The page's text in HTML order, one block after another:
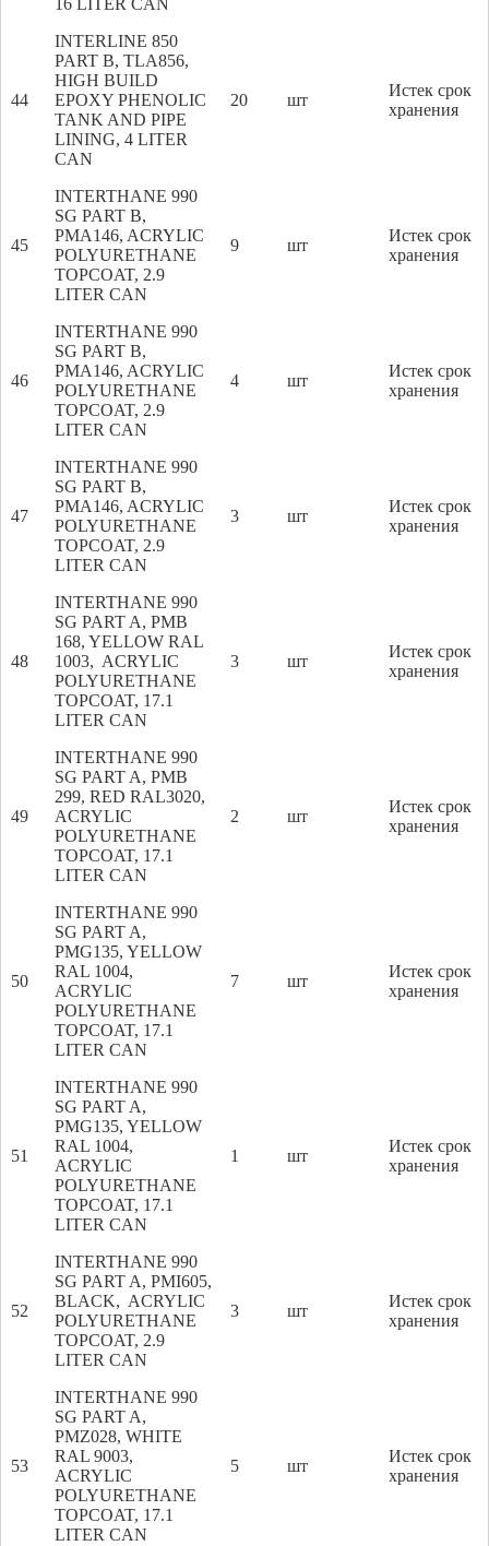
16 LITER CAN
44
INTERLINE 850
PART B, TLA856,
HIGH BUILD
EPOXY PHENOLIC
TANK AND PIPE
LINING, 4 LITER
CAN
20 шт
Истек срок
хранения
45
INTERTHANE 990
SG PART B,
PMA146, ACRYLIC
POLYURETHANE
TOPCOAT, 2.9
LITER CAN
9 шт
Истек срок
хранения
46
INTERTHANE 990
SG PART B,
PMA146, ACRYLIC
POLYURETHANE
TOPCOAT, 2.9
LITER CAN
4 шт
Истек срок
хранения
47
INTERTHANE 990
SG PART B,
PMA146, ACRYLIC
POLYURETHANE
TOPCOAT, 2.9
LITER CAN
3 шт
Истек срок
хранения
48
INTERTHANE 990
SG PART A, PMB
168, YELLOW RAL
1003, ACRYLIC
POLYURETHANE
TOPCOAT, 17.1
LITER CAN
3 шт
Истек срок
хранения
49
INTERTHANE 990
SG PART A, PMB
299, RED RAL3020,
ACRYLIC
POLYURETHANE
TOPCOAT, 17.1
LITER CAN
2 шт
Истек срок
хранения
50
INTERTHANE 990
SG PART A,
PMG135, YELLOW
RAL 1004,
ACRYLIC
POLYURETHANE
TOPCOAT, 17.1
LITER CAN
7 шт
Истек срок
хранения
51
INTERTHANE 990
SG PART A,
PMG135, YELLOW
RAL 1004,
ACRYLIC
POLYURETHANE
TOPCOAT, 17.1
LITER CAN
1 шт
Истек срок
хранения
52
INTERTHANE 990
SG PART A, PMI605,
BLACK, ACRYLIC
POLYURETHANE
TOPCOAT, 2.9
LITER CAN
3 шт
Истек срок
хранения
53
INTERTHANE 990
SG PART A,
PMZ028, WHITE
RAL 9003,
ACRYLIC
POLYURETHANE
TOPCOAT, 17.1
LITER CAN
5 шт
Истек срок
хранения